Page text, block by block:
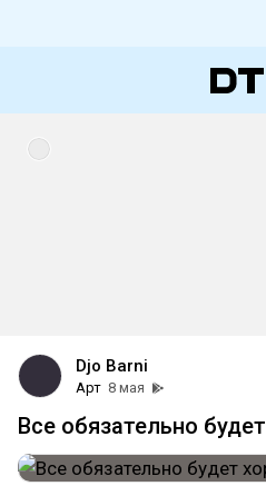
Djo Barni
Арт 8 мая
Все обязательно